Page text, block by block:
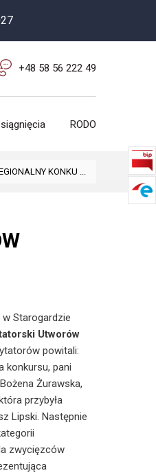
+48 58 56 222 49
RODO
KONKU ...
w Starogardzie
Utworów
powitali:
konkursu, pani
Żurawska,
przybyła
Lipski. Następnie
zwycięzców